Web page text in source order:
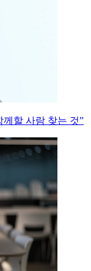
께할 사람 찾는 것”